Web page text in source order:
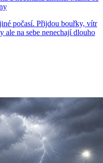
počasí. Přijdou bouřky, vítr
ale na sebe nenechají dlouho